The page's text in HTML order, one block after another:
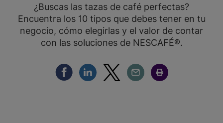
¿Buscas las tazas de café perfectas?
Encuentra los 10 tipos que debes tener en tu
negocio, cómo elegirlas y el valor de contar
con las soluciones de NESCAFÉ®.
Compartir Facebook
Compartir Linkedin
Compartir Twitter
Compartir Email
Compartir Imprimir